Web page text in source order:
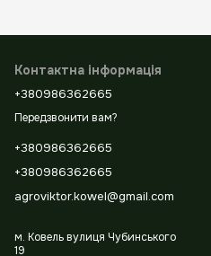
Контактна інформація
+380986362665
Передзвонити вам?
+380986362665
+380986362665
agroviktor.kowel@gmail.com
м. Ковель вулиця Чубинського
19